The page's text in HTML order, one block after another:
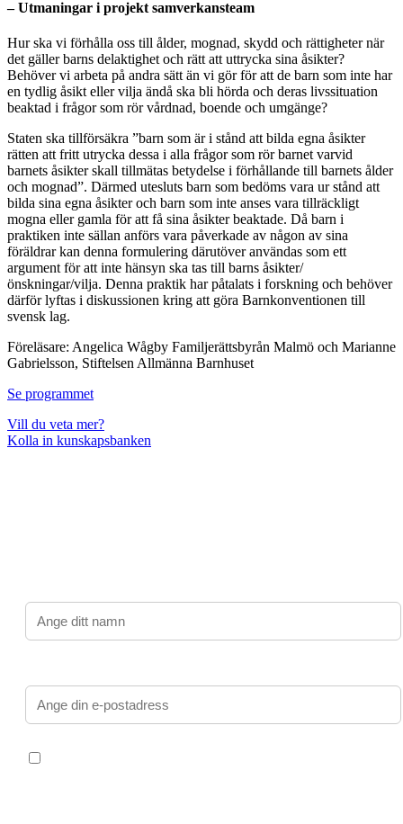
– Utmaningar i projekt samverkansteam
Hur ska vi förhålla oss till ålder, mognad, skydd och rättigheter när
det gäller barns delaktighet och rätt att uttrycka sina åsikter?
Behöver vi arbeta på andra sätt än vi gör för att de barn som inte har
en tydlig åsikt eller vilja ändå ska bli hörda och deras livssituation
beaktad i frågor som rör vårdnad, boende och umgänge?
Staten ska tillförsäkra ”barn som är i stånd att bilda egna åsikter
rätten att fritt utrycka dessa i alla frågor som rör barnet varvid
barnets åsikter skall tillmätas betydelse i förhållande till barnets ålder
och mognad”. Därmed utesluts barn som bedöms vara ur stånd att
bilda sina egna åsikter och barn som inte anses vara tillräckligt
mogna eller gamla för att få sina åsikter beaktade. Då barn i
praktiken inte sällan anförs vara påverkade av någon av sina
föräldrar kan denna formulering därutöver användas som ett
argument för att inte hänsyn ska tas till barns åsikter/
önskningar/vilja. Denna praktik har påtalats i forskning och behöver
därför lyftas i diskussionen kring att göra Barnkonventionen till
svensk lag.
Föreläsare: Angelica Wågby Familjerättsbyrån Malmö och Marianne
Gabrielsson, Stiftelsen Allmänna Barnhuset
Se programmet
Vill du veta mer?
Kolla in kunskapsbanken